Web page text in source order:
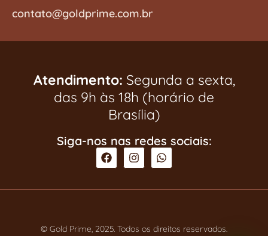
contato@goldprime.com.br
Atendimento: Segunda a sexta,
das 9h às 18h (horário de
Brasília)
Siga-nos nas redes sociais:
© Gold Prime, 2025. Todos os direitos reservados.